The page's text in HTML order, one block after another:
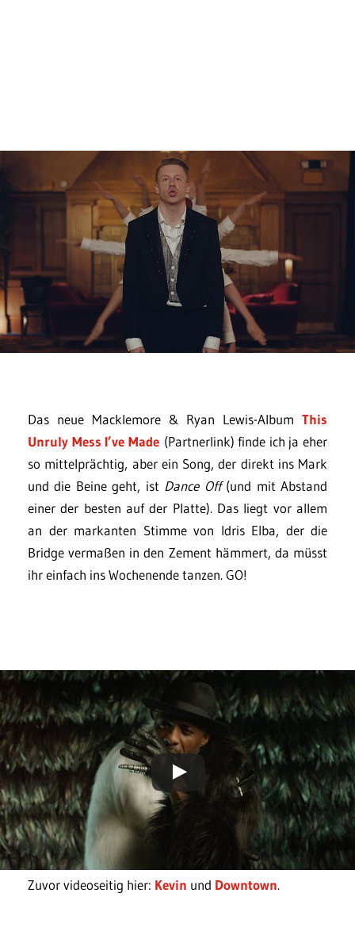
Das neue Macklemore & Ryan Lewis-Album This
Unruly Mess I’ve Made (Partnerlink) finde ich ja eher
so mittelprächtig, aber ein Song, der direkt ins Mark
und die Beine geht, ist Dance Off(und mit Abstand
einer der besten auf der Platte). Das liegt vor allem
an der markanten Stimme von Idris Elba, der die
Bridge vermaßen in den Zement hämmert, da müsst
ihr einfach ins Wochenende tanzen. GO!
Zuvor videoseitig hier: Kevin und Downtown.